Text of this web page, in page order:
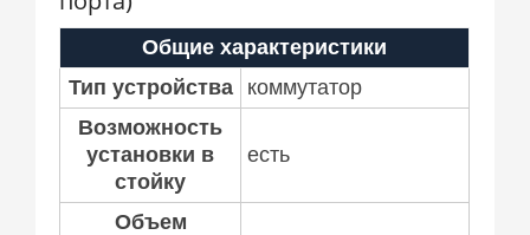
Общие характеристики
Тип устройства
коммутатор
Возможность
установки в
стойку
есть
Объем